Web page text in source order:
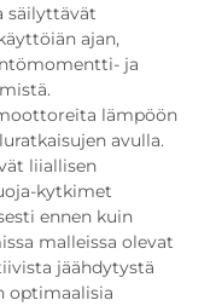
säilyttävät
ajan,
ja
lämpöön
avulla.
liiallisen
kytkimet
ennen kuin
malleissa olevat
jäähdytystä
optimaalisia